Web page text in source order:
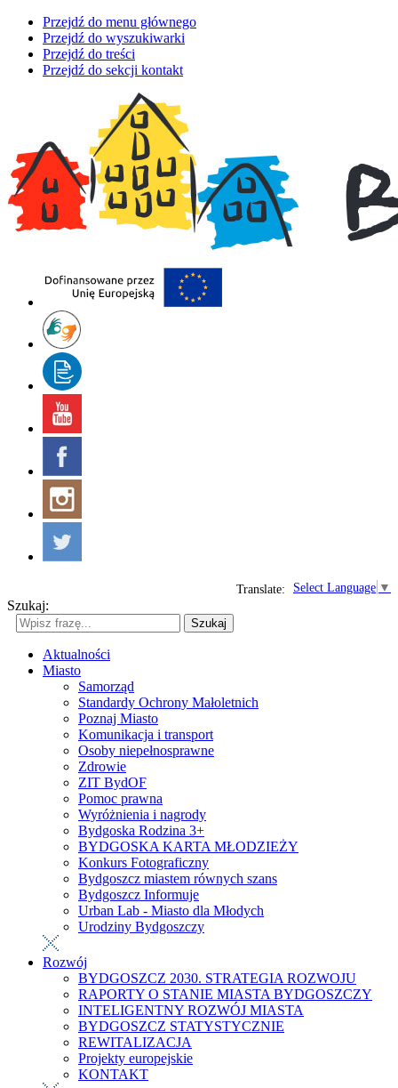
Przejdź do menu głównego
Przejdź do wyszukiwarki
Przejdź do treści
Przejdź do sekcji kontakt
Select Language ▼
Translate:
Szukaj:
Szukaj
Aktualności
Miasto
Samorząd
Standardy Ochrony Małoletnich
Poznaj Miasto
Komunikacja i transport
Osoby niepełnosprawne
Zdrowie
ZIT BydOF
Pomoc prawna
Wyróżnienia i nagrody
Bydgoska Rodzina 3+
BYDGOSKA KARTA MŁODZIEŻY
Konkurs Fotograficzny
Bydgoszcz miastem równych szans
Bydgoszcz Informuje
Urban Lab - Miasto dla Młodych
Urodziny Bydgoszczy
Rozwój
BYDGOSZCZ 2030. STRATEGIA ROZWOJU
RAPORTY O STANIE MIASTA BYDGOSZCZY
INTELIGENTNY ROZWÓJ MIASTA
BYDGOSZCZ STATYSTYCZNIE
REWITALIZACJA
Projekty europejskie
KONTAKT